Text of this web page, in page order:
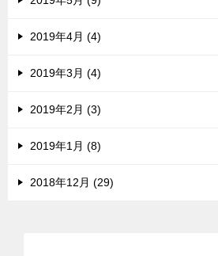
2019年4月 (4)
2019年3月 (4)
2019年2月 (3)
2019年1月 (8)
2018年12月 (29)